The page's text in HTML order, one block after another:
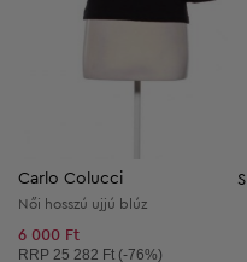
Carlo Colucci S
Női hosszú ujjú blúz
6 000 Ft
Ajánlott ár:
RRP 25 282 Ft (-76%)